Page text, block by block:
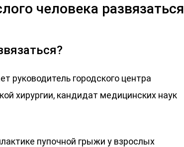
человека развязаться
руководитель городского центра
хирургии, кандидат медицинских наук
пупочной грыжи у взрослых